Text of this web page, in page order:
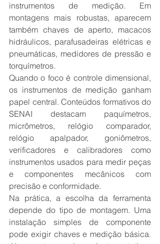
instrumentos de medição. Em
montagens mais robustas, aparecem
também chaves de aperto, macacos
hidráulicos, parafusadeiras elétricas e
pneumáticas, medidores de pressão e
torquímetros.
Quando o foco é controle dimensional,
os instrumentos de medição ganham
papel central. Conteúdos formativos do
SENAI destacam paquímetros,
micrômetros, relógio comparador,
relógio apalpador, goniômetros,
verificadores e calibradores como
instrumentos usados para medir peças
e componentes mecânicos com
precisão e conformidade.
Na prática, a escolha da ferramenta
depende do tipo de montagem. Uma
instalação simples de componente
pode exigir chaves e medição básica.